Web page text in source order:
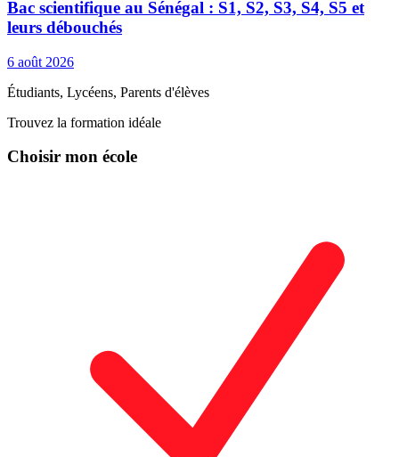
Bac scientifique au Sénégal : S1, S2, S3, S4, S5 et
leurs débouchés
6 août 2026
Étudiants, Lycéens, Parents d'élèves
Trouvez la formation idéale
Choisir mon école